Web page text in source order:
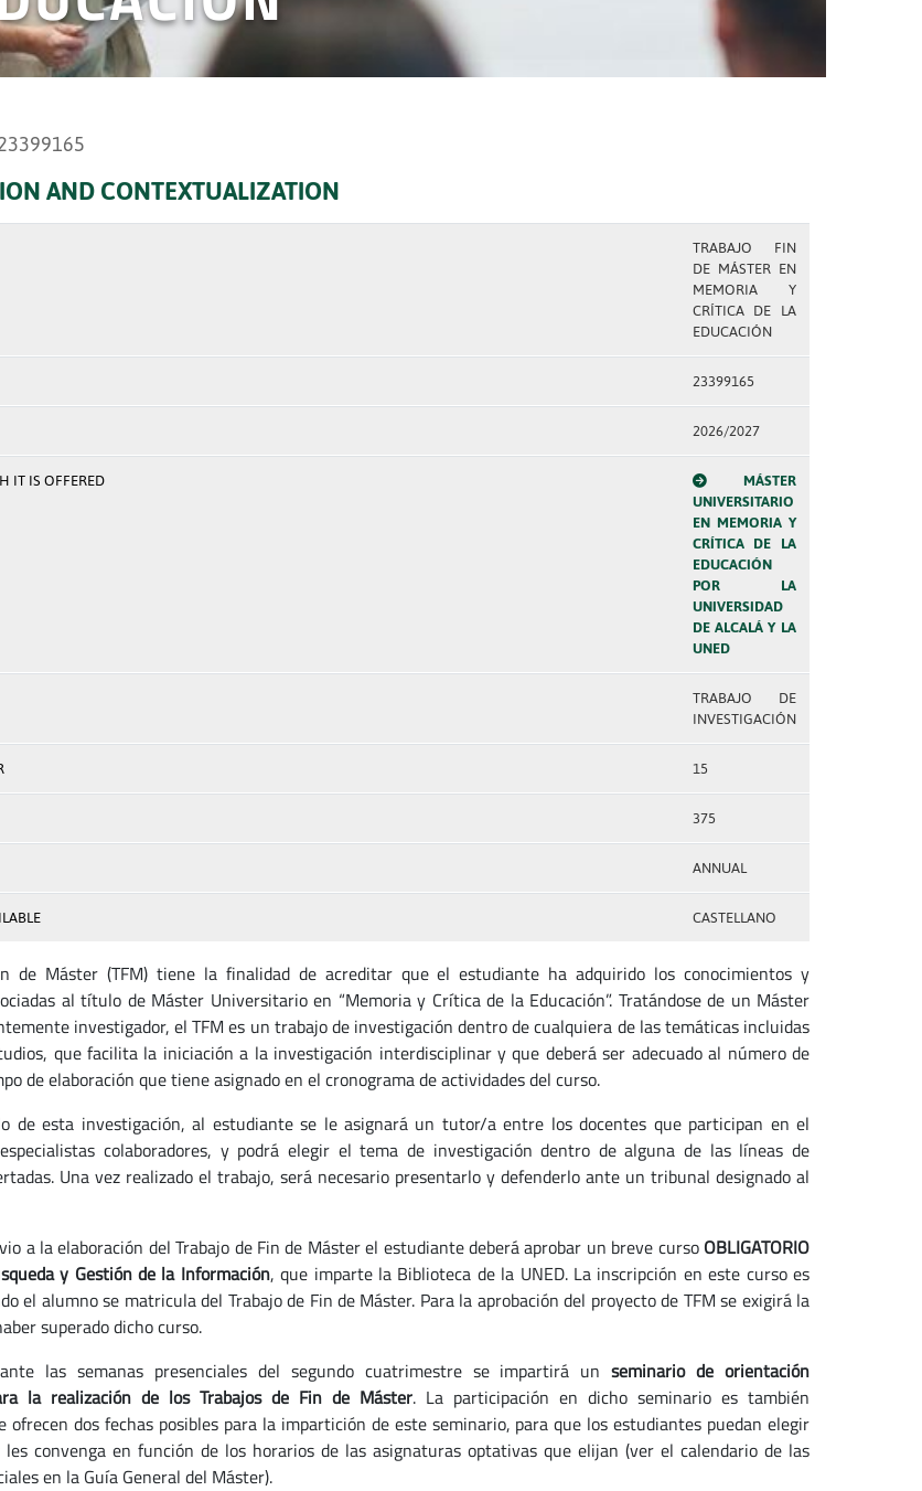
AND CONTEXTUALIZATION
TRABAJO FIN
DE MÁSTER EN
MEMORIA Y
CRÍTICA DE LA
EDUCACIÓN
23399165
2026/2027
IT IS OFFERED
MÁSTER
UNIVERSITARIO
EN MEMORIA Y
CRÍTICA DE LA
EDUCACIÓN
POR LA
UNIVERSIDAD
DE ALCALÁ Y LA
UNED
TRABAJO DE
INVESTIGACIÓN
15
375
ANNUAL
CASTELLANO
de Máster (TFM) tiene la finalidad de acreditar que el estudiante ha adquirido los conocimientos y
al título de Máster Universitario en “Memoria y Crítica de la Educación”. Tratándose de un Máster
investigador, el TFM es un trabajo de investigación dentro de cualquiera de las temáticas incluidas
que facilita la iniciación a la investigación interdisciplinar y que deberá ser adecuado al número de
de elaboración que tiene asignado en el cronograma de actividades del curso.
de esta investigación, al estudiante se le asignará un tutor/a entre los docentes que participan en el
colaboradores, y podrá elegir el tema de investigación dentro de alguna de las líneas de
Una vez realizado el trabajo, será necesario presentarlo y defenderlo ante un tribunal designado al
a la elaboración del Trabajo de Fin de Máster el estudiante deberá aprobar un breve cursoOBLIGATORIO
y Gestión de la Información, que imparte la Biblioteca de la UNED. La inscripción en este curso es
el alumno se matricula del Trabajo de Fin de Máster. Para la aprobación del proyecto de TFM se exigirá la
superado dicho curso.
las semanas presenciales del segundo cuatrimestre se impartirá unseminario de orientación
la realización de los Trabajos de Fin de Máster. La participación en dicho seminario es también
ofrecen dos fechas posibles para la impartición de este seminario, para que los estudiantes puedan elegir
convenga en función de los horarios de las asignaturas optativas que elijan (ver el calendario de las
en la Guía General del Máster).